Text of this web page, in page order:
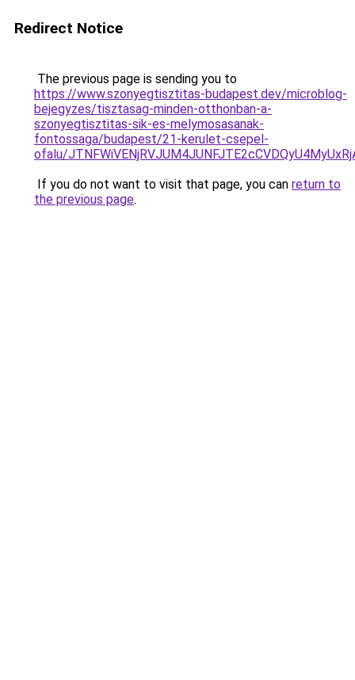
Redirect Notice
The previous page is sending you to
https://www.szonyegtisztitas-budapest.dev/microblog-
bejegyzes/tisztasag-minden-otthonban-a-
szonyegtisztitas-sik-es-melymosasanak-
fontossaga/budapest/21-kerulet-csepel-
ofalu/
If you do not want to visit that page, you can return to
the previous page.